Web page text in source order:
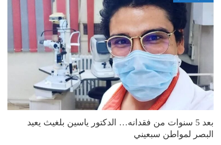
بعد 5 سنوات من فقدانه… الدكتور ياسين بلغيث يعيد
البصر لمواطن سبعيني